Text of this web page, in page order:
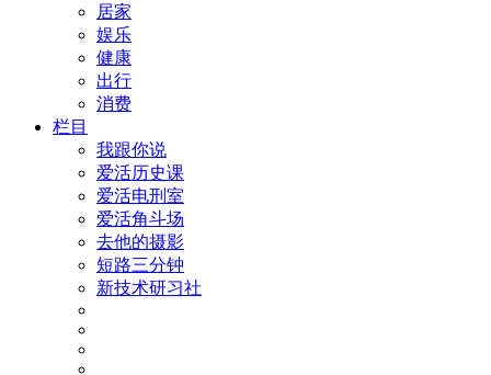
居家
娱乐
健康
出行
消费
栏目
我跟你说
爱活历史课
爱活电刑室
爱活角斗场
去他的摄影
短路三分钟
新技术研习社